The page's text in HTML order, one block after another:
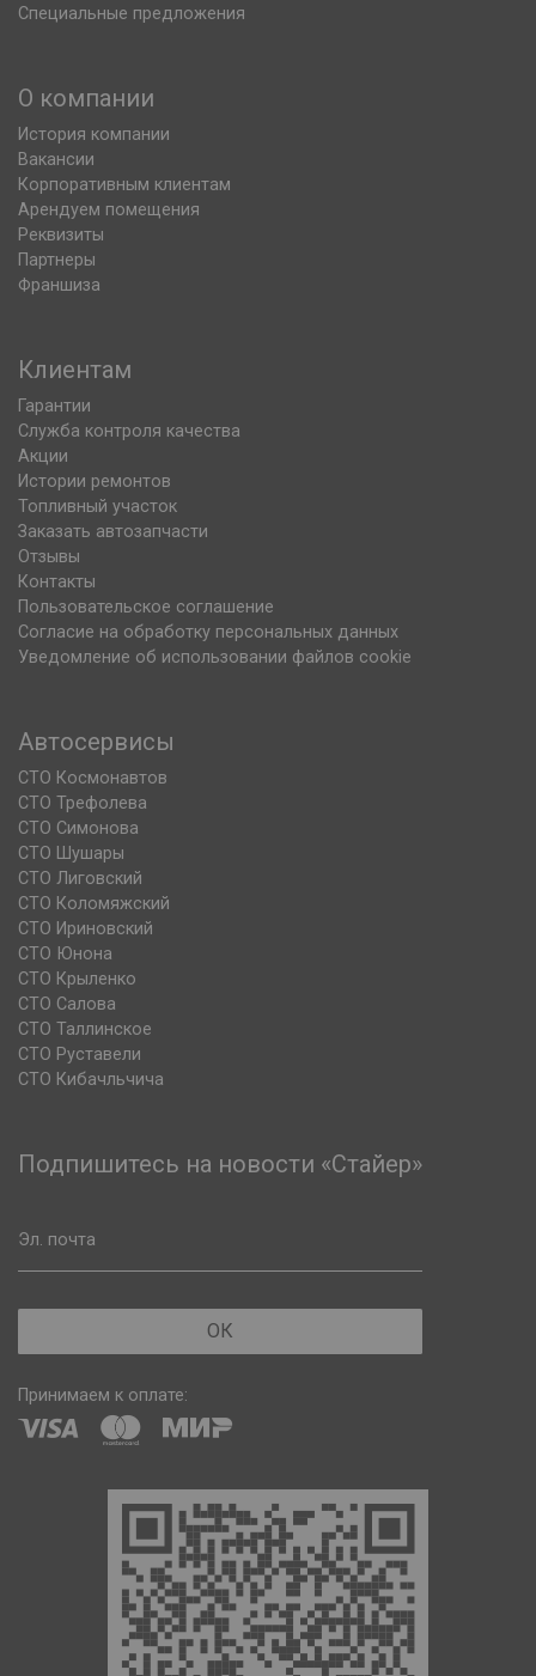
Специальные предложения
О компании
История компании
Вакансии
Корпоративным клиентам
Арендуем помещения
Реквизиты
Партнеры
Франшиза
Клиентам
Гарантии
Служба контроля качества
Акции
Истории ремонтов
Топливный участок
Заказать автозапчасти
Отзывы
Контакты
Пользовательское соглашение
Согласие на обработку персональных данных
Уведомление об использовании файлов cookie
Автосервисы
СТО Космонавтов
СТО Трефолева
СТО Симонова
СТО Шушары
СТО Лиговский
СТО Коломяжский
СТО Ириновский
СТО Юнона
СТО Крыленко
СТО Салова
СТО Таллинское
СТО Руставели
СТО Кибачльчича
Подпишитесь на новости «Стайер»
Эл. почта
ОК
Принимаем к оплате: